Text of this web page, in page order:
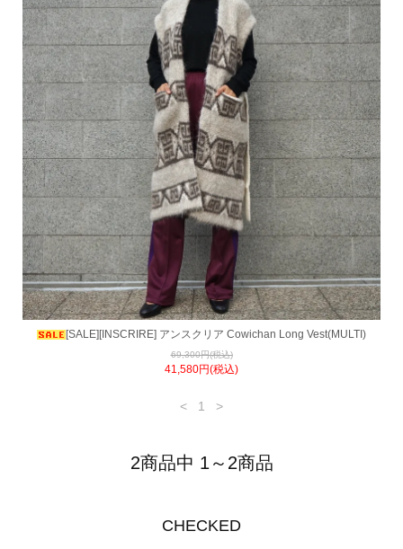
[SALE][INSCRIRE] アンスクリア Cowichan Long Vest(MULTI)
69,300円(税込)
41,580円(税込)
< 1 >
2商品中 1～2商品
CHECKED